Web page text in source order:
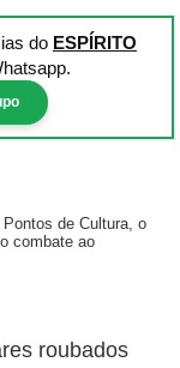
do ESPÍRITO
de Cultura, o
combate ao
roubados